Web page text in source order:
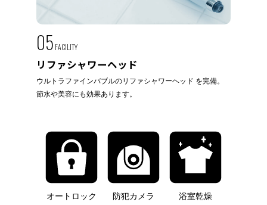
05 FACILITY
リファシャワーヘッド
ウルトラファインバブルのリファシャワーヘッド を完備。
節水や美容にも効果あります。
オートロック 防犯カメラ 浴室乾燥